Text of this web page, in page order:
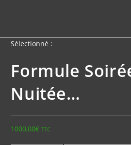
Sélectionné :
Formule
Nuitée…
1000,00€ TTC